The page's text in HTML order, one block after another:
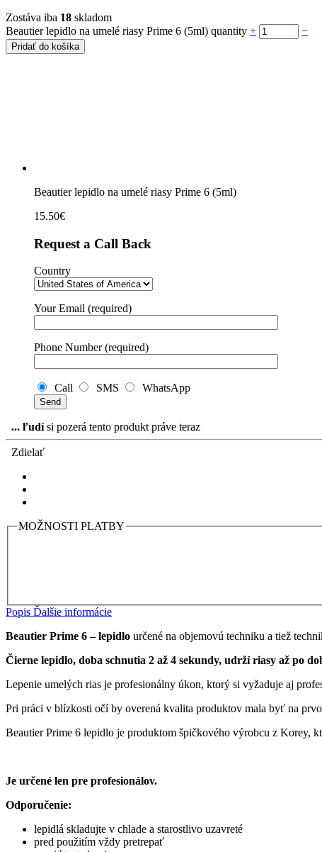
Zostáva iba 18 skladom
Beautier lepidlo na umelé riasy Prime 6 (5ml) quantity + −
Pridať do košíka
Beautier lepidlo na umelé riasy Prime 6 (5ml)
15.50€
Request a Call Back
Country
Your Email (required)
Phone Number (required)
Call SMS WhatsApp
... ľudísi pozerá tento produkt práve teraz
Zdielať
MOŽNOSTI PLATBY
Popis Ďalšie informácie
Beautier Prime 6 – lepidlo určené na objemovú techniku a tiež
Čierne lepidlo, doba schnutia 2 až 4 sekundy, udrží riasy až po
Lepenie umelých rias je profesionálny úkon, ktorý si vyžaduje aj
Pri práci v blízkosti očí by overená kvalita produktov mala byť na
Beautier Prime 6 lepidlo je produktom špičkového výrobcu z Korey,
Je určené len pre profesionálov.
Odporučenie:
lepidlá skladujte v chlade a starostlivo uzavreté
pred použitím vždy pretrepať